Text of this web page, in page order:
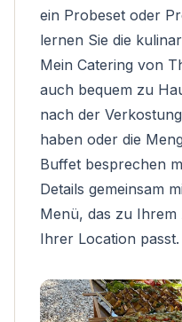
ein Probeset oder
lernen Sie die
Mein Catering von
auch bequem zu
nach der
haben oder die
Buffet besprechen
Details gemeinsam
Menü, das zu Ihrem
Ihrer Location passt.